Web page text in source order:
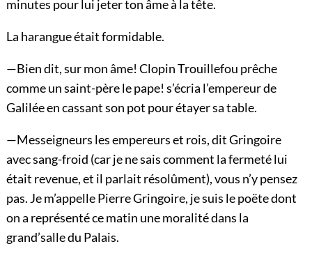
minutes pour lui jeter ton âme à la tête.
La harangue était formidable.
—Bien dit, sur mon âme! Clopin Trouillefou prêche
comme un saint-père le pape! s’écria l’empereur de
Galilée en cassant son pot pour étayer sa table.
—Messeigneurs les empereurs et rois, dit Gringoire
avec sang-froid (car je ne sais comment la fermeté lui
était revenue, et il parlait résolûment), vous n’y pensez
pas. Je m’appelle Pierre Gringoire, je suis le poëte dont
on a représenté ce matin une moralité dans la
grand’salle du Palais.